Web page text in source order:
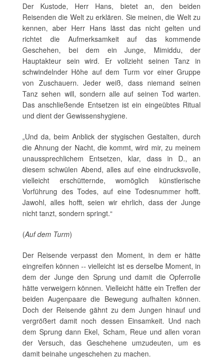
Der Kustode, Herr Hans, bietet an, den beiden
Reisenden die Welt zu erklären. Sie meinen, die Welt zu
kennen, aber Herr Hans lässt das nicht gelten und
richtet die Aufmerksamkeit auf das kommende
Geschehen, bei dem ein Junge, Mimiddu, der
Hauptakteur sein wird. Er vollzieht seinen Tanz in
schwindelnder Höhe auf dem Turm vor einer Gruppe
von Zuschauern. Jeder weiß, dass niemand seinen
Tanz sehen will, sondern alle auf seinen Tod warten.
Das anschließende Entsetzen ist ein eingeübtes Ritual
und dient der Gewissenshygiene.
„Und da, beim Anblick der stygischen Gestalten, durch
die Ahnung der Nacht, die kommt, wird mir, zu meinem
unaussprechlichem Entsetzen, klar, dass in D., an
diesem schwülen Abend, alles auf eine eindrucksvolle,
vielleicht erschütternde, womöglich künstlerische
Vorführung des Todes, auf eine Todesnummer hofft.
Jawohl, alles hofft, seien wir ehrlich, dass der Junge
nicht tanzt, sondern springt.“
(Auf dem Turm)
Der Reisende verpasst den Moment, in dem er hätte
eingreifen können -- vielleicht ist es derselbe Moment, in
dem der Junge den Sprung und damit die Opferrolle
hätte verweigern können. Vielleicht hätte ein Treffen der
beiden Augenpaare die Bewegung aufhalten können.
Doch der Reisende gähnt zu dem Jungen hinauf und
vergrößert damit noch dessen Einsamkeit. Und nach
dem Sprung dann Ekel, Scham, Reue und allen voran
der Versuch, das Geschehene umzudeuten, um es
damit beinahe ungeschehen zu machen.